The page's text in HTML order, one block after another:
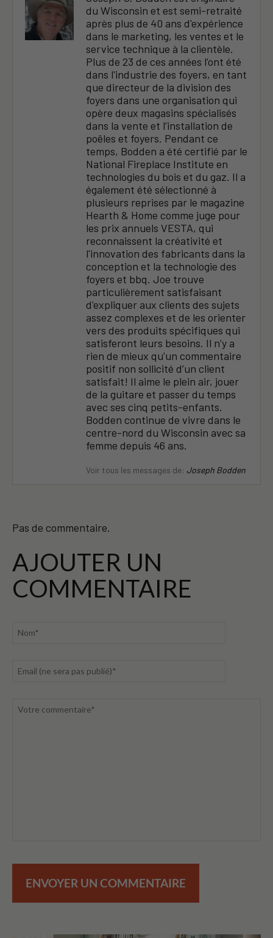
du Wisconsin et est semi-retraité
après plus de 40 ans d'expérience
dans le marketing, les ventes et le
service technique à la clientèle.
Plus de 23 de ces années l’ont été
dans l'industrie des foyers, en tant
que directeur de la division des
foyers dans une organisation qui
opère deux magasins spécialisés
dans la vente et l’installation de
poêles et foyers. Pendant ce
temps, Bodden a été certifié par le
National Fireplace Institute en
technologies du bois et du gaz. Il a
également été sélectionné à
plusieurs reprises par le magazine
Hearth & Home comme juge pour
les prix annuels VESTA, qui
reconnaissent la créativité et
l'innovation des fabricants dans la
conception et la technologie des
foyers et bbq. Joe trouve
particulièrement satisfaisant
d'expliquer aux clients des sujets
assez complexes et de les orienter
vers des produits spécifiques qui
satisferont leurs besoins. Il n’y a
rien de mieux qu'un commentaire
positif non sollicité d’un client
satisfait! Il aime le plein air, jouer
de la guitare et passer du temps
avec ses cinq petits-enfants.
Bodden continue de vivre dans le
centre-nord du Wisconsin avec sa
femme depuis 46 ans.
Voir tous les messages de: Joseph Bodden
Pas de commentaire.
AJOUTER UN
COMMENTAIRE